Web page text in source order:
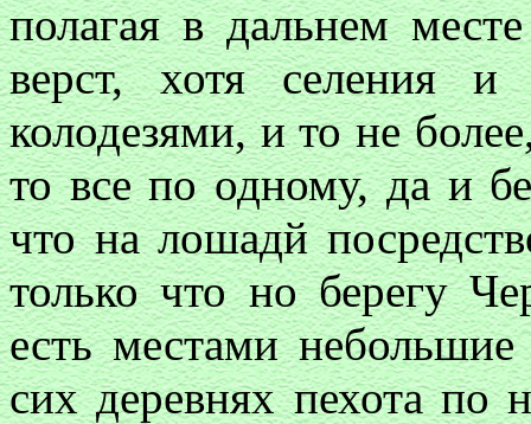
полагая в дальнем
верст, хотя селения
колодезями, и то не
то все по одному, да и
что на лошадй
только что но берегу
есть местами
сих деревнях пехота по